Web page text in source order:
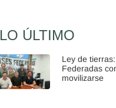
LO ÚLTIMO
Ley de
Federadas
movilizarse